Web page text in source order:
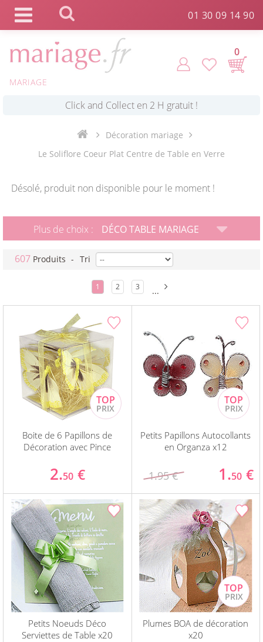
01 30 09 14 90
MARIAGE
0
Commande expédiée en 24h ! *
Livraison point relais gratuit dès 89 € !
Payez votre commande en 4X sans frais
Décoration mariage
Le Soliflore Coeur Plat Centre de Table en Verre
Désolé, produit non disponible pour le moment !
Plus de choix : DÉCO TABLE MARIAGE
607 Produits - Tri
1 2 3 ...
Boite de 6 Papillons de
Décoration avec Pince
2.50 €
Petits Papillons Autocollants
en Organza x12
1.95 € 1.50 €
Petits Noeuds Déco
Serviettes de Table x20
Plumes BOA de décoration
x20
Panneau de gestion des cookies